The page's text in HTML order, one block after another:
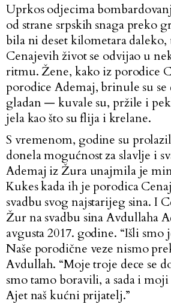
Uprkos odjecima
od strane srpskih snaga preko
bila ni deset kilometara
Cenajevih život se odvijao u
ritmu. Žene, kako iz porodice
porodice Ademaj, brinule su se
gladan — kuvale su, pržile i
jela kao što su flija i krelane.
S vremenom, godine su
donela mogućnost za slavlje i
Ademaj iz Žura unajmila je
Kukes kada ih je porodica
svadbu svog najstarijeg sina. I
Žur na svadbu sina Avdullaha
avgusta 2017. godine. “Išli
Naše porodične veze nismo
Avdullah. “Moje troje dece se
smo tamo boravili, a sada i
Ajet naš kućni prijatelj.”